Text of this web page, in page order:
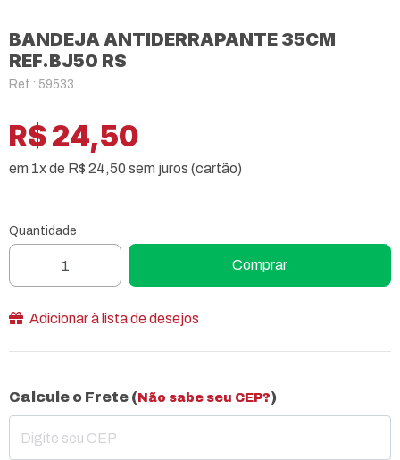
BANDEJA ANTIDERRAPANTE 35CM
REF.BJ50 RS
Ref.: 59533
R$ 24,50
em 1x de R$ 24,50 sem juros (cartão)
Quantidade
Comprar
Adicionar à lista de desejos
Calcule o Frete ( Não sabe seu CEP?)